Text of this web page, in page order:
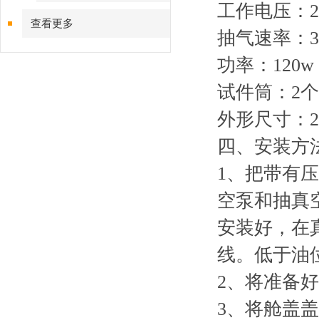
查看更多
工作电压：
抽气速率：
功率： 120w
试件筒： 2
外形尺寸：
四、安装方
1、把带有
空泵和抽真
安装好，在
线。低于油
2、将准备
3、将舱盖